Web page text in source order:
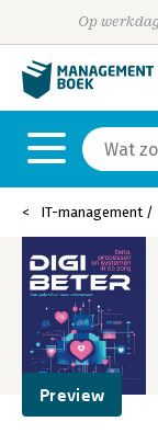
Op
IT-management /
Preview